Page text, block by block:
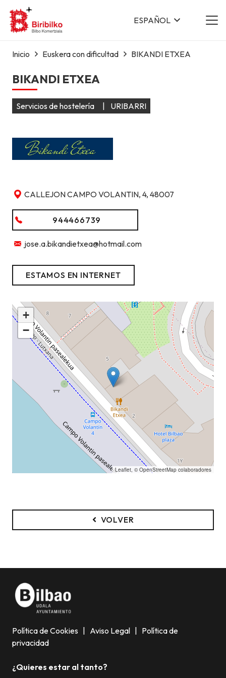
ESPAÑOL
Inicio Euskera con dificultad BIKANDI ETXEA
BIKANDI ETXEA
Servicios de hostelería | URIBARRI
CALLEJON CAMPO VOLANTIN, 4, 48007
944466739
jose.a.bikandietxea@hotmail.com
ESTAMOS EN INTERNET
+
−
Leaflet, ©OpenStreetMap colaboradores
VOLVER
Política de Cookies | Aviso Legal | Política de
privacidad
¿Quieres estar al tanto?